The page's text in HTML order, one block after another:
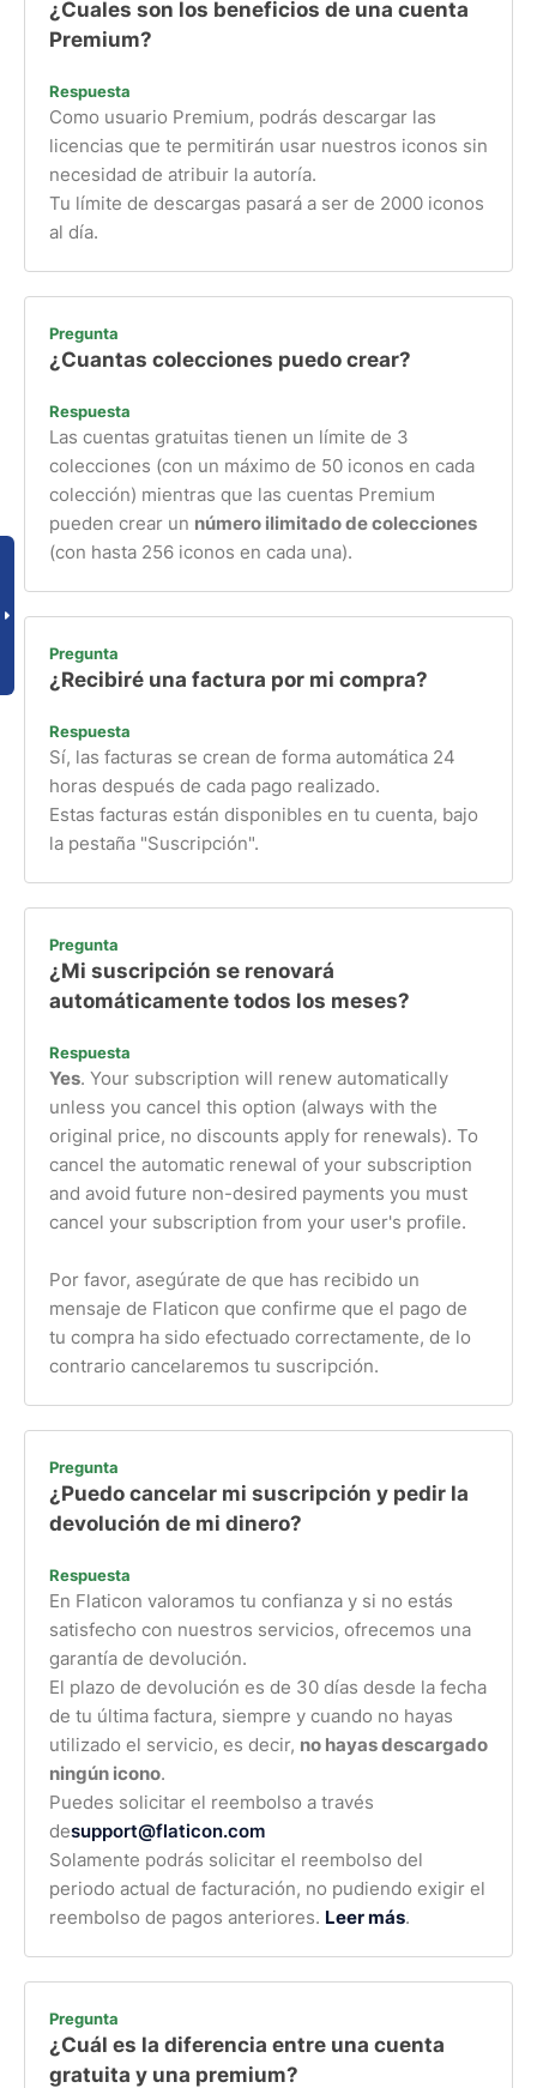
¿Cuales son los beneficios de una cuenta
Premium?
Respuesta
Como usuario Premium, podrás descargar las
licencias que te permitirán usar nuestros iconos sin
necesidad de atribuir la autoría.
Tu límite de descargas pasará a ser de 2000 iconos
al día.
Pregunta
¿Cuantas colecciones puedo crear?
Respuesta
Las cuentas gratuitas tienen un límite de 3
colecciones (con un máximo de 50 iconos en cada
colección) mientras que las cuentas Premium
pueden crear un número ilimitado de colecciones
(con hasta 256 iconos en cada una).
Pregunta
¿Recibiré una factura por mi compra?
Respuesta
Sí, las facturas se crean de forma automática 24
horas después de cada pago realizado.
Estas facturas están disponibles en tu cuenta, bajo
la pestaña "Suscripción".
Pregunta
¿Mi suscripción se renovará
automáticamente todos los meses?
Respuesta
Yes. Your subscription will renew automatically
unless you cancel this option (always with the
original price, no discounts apply for renewals). To
cancel the automatic renewal of your subscription
and avoid future non-desired payments you must
cancel your subscription from your user's profile.
Por favor, asegúrate de que has recibido un
mensaje de Flaticon que confirme que el pago de
tu compra ha sido efectuado correctamente, de lo
contrario cancelaremos tu suscripción.
Pregunta
¿Puedo cancelar mi suscripción y pedir la
devolución de mi dinero?
Respuesta
En Flaticon valoramos tu confianza y si no estás
satisfecho con nuestros servicios, ofrecemos una
garantía de devolución.
El plazo de devolución es de 30 días desde la fecha
de tu última factura, siempre y cuando no hayas
utilizado el servicio, es decir, no hayas descargado
ningún icono.
Puedes solicitar el reembolso a través
desupport@flaticon.com
Solamente podrás solicitar el reembolso del
periodo actual de facturación, no pudiendo exigir el
reembolso de pagos anteriores. Leer más.
Pregunta
¿Cuál es la diferencia entre una cuenta
gratuita y una premium?